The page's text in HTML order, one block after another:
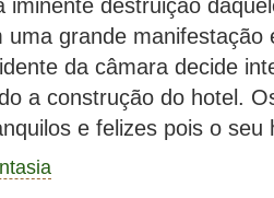
iminente destruição
uma grande manifestação
da câmara decide
a construção do hotel.
e felizes pois o seu